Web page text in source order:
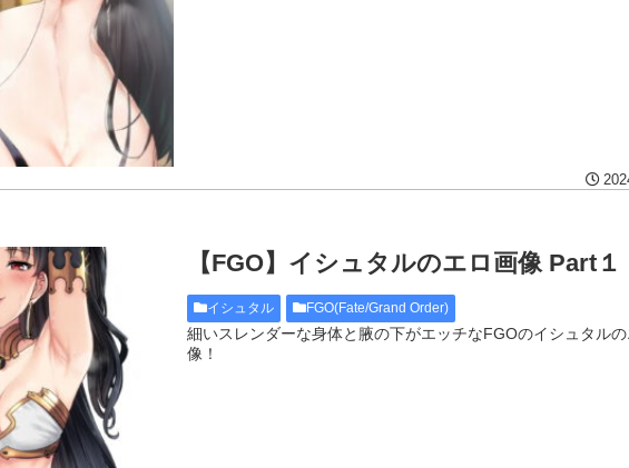
【FGO】イシュタルのエロ画像 Part１
イシュタル FGO(Fate/Grand Order)
細いスレンダーな身体と腋の下がエッチなFGOのイシュタル
像！